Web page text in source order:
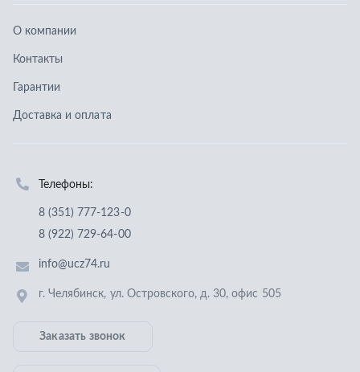
Отправить заявку
Политика конфиденциальности
Разработка - ALGUS